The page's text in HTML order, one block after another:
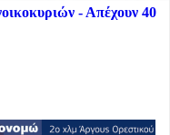
- Απέχουν 40